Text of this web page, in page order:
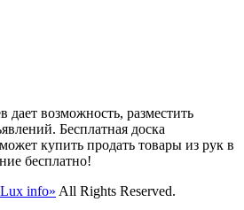
возможность, разместить
Бесплатная доска
купить продать товары из рук в
бесплатно!
info» All Rights Reserved.